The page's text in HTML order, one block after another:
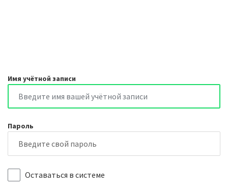
Имя учётной записи
Пароль
Оставаться в системе